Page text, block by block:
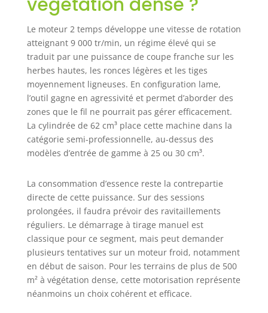
Le moteur 2 temps développe une vitesse de rotation
atteignant 9 000 tr/min, un régime élevé qui se
traduit par une puissance de coupe franche sur les
herbes hautes, les ronces légères et les tiges
moyennement ligneuses. En configuration lame,
l’outil gagne en agressivité et permet d’aborder des
zones que le fil ne pourrait pas gérer efficacement.
La cylindrée de 62 cm³ place cette machine dans la
catégorie semi-professionnelle, au-dessus des
modèles d’entrée de gamme à 25 ou 30 cm³.
La consommation d’essence reste la contrepartie
directe de cette puissance. Sur des sessions
prolongées, il faudra prévoir des ravitaillements
réguliers. Le démarrage à tirage manuel est
classique pour ce segment, mais peut demander
plusieurs tentatives sur un moteur froid, notamment
en début de saison. Pour les terrains de plus de 500
m² à végétation dense, cette motorisation représente
néanmoins un choix cohérent et efficace.